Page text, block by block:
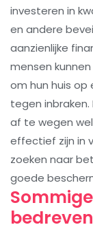
investeren in
en andere
aanzienlijke
mensen
om hun huis
tegen
af te wegen
effectief zijn in
zoeken naar
goede